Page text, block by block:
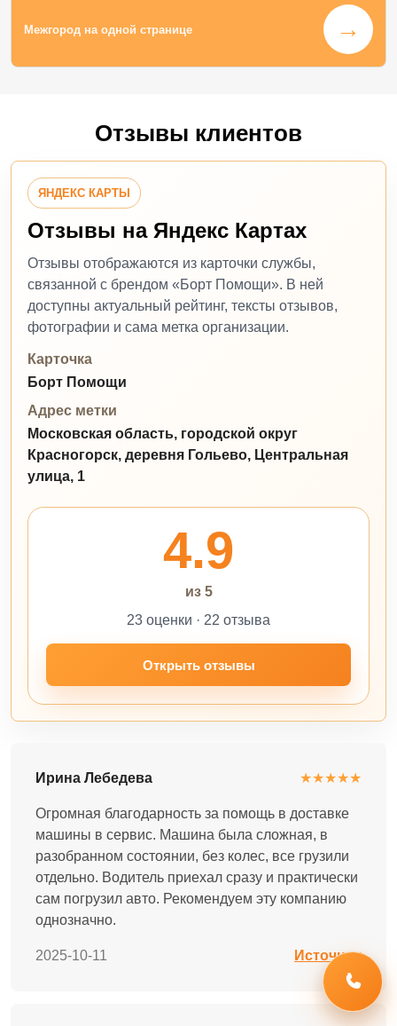
Межгород на одной странице →
Отзывы клиентов
ЯНДЕКС КАРТЫ
Отзывы на Яндекс Картах
Отзывы отображаются из карточки службы,
связанной с брендом «Борт Помощи». В ней
доступны актуальный рейтинг, тексты отзывов,
фотографии и сама метка организации.
Карточка
Борт Помощи
Адрес метки
Московская область, городской округ
Красногорск, деревня Гольево, Центральная
улица, 1
4.9
из 5
23 оценки · 22 отзыва
Открыть отзывы
Ирина Лебедева ★★★★★
Огромная благодарность за помощь в доставке
машины в сервис. Машина была сложная, в
разобранном состоянии, без колес, все грузили
отдельно. Водитель приехал сразу и практически
сам погрузил авто. Рекомендуем эту компанию
однозначно.
2025-10-11 Источник